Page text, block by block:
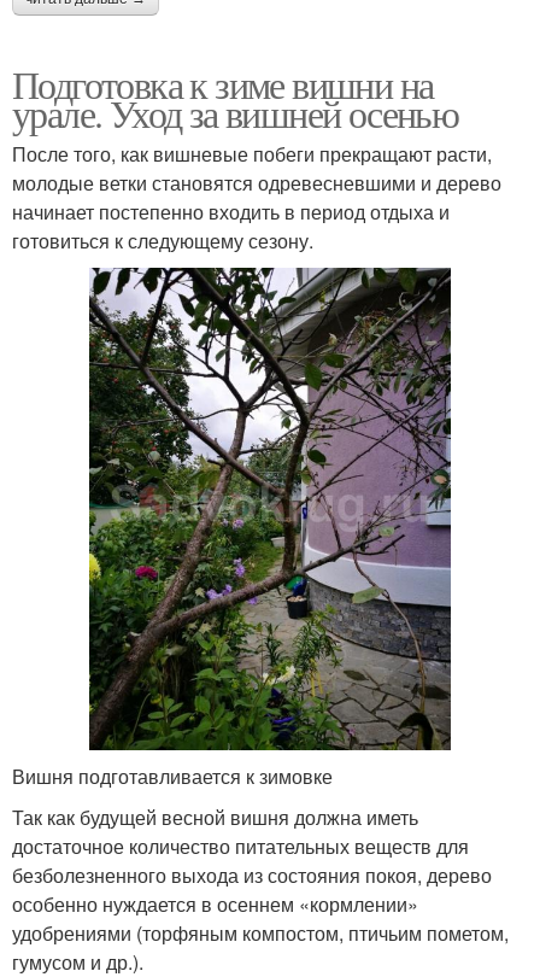
Подготовка к зиме вишни на
урале. Уход за вишней осенью
После того, как вишневые побеги прекращают расти,
молодые ветки становятся одревесневшими и дерево
начинает постепенно входить в период отдыха и
готовиться к следующему сезону.
Вишня подготавливается к зимовке
Так как будущей весной вишня должна иметь
достаточное количество питательных веществ для
безболезненного выхода из состояния покоя, дерево
особенно нуждается в осеннем «кормлении»
удобрениями (торфяным компостом, птичьим пометом,
гумусом и др.).